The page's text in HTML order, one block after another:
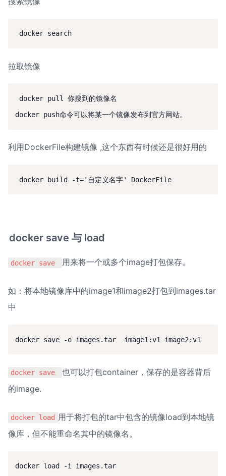
docker search
拉取镜像
docker pull 你搜到的镜像名
利用DockerFile构建镜像 ,这个东西有时候还是很好用的
docker build -t='自定义名字' DockerFile
docker save 与 load
docker save 用来将一个或多个image打包保存。
如：将本地镜像库中的image1和image2打包到images.tar
中
docker save -o images.tar  image1:v1 image2:v1
docker save
也可以打包container，保存的是容器背后
的image.
docker load 用于将打包的tar中包含的镜像load到本地镜
像库，但不能重命名其中的镜像名。
docker load -i images.tar